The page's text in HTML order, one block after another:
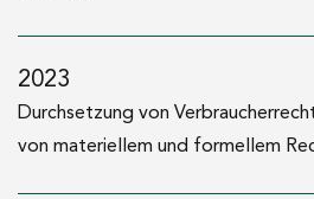
2004–2006
Gerichtspraxis im Sprengel des
2023
Durchsetzung von
von materiellem und formellem